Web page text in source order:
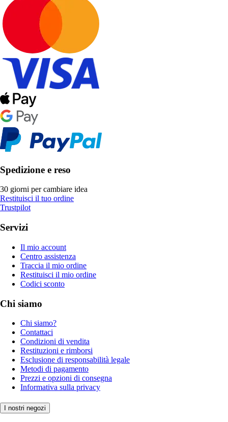
Spedizione e reso
30 giorni per cambiare idea
Restituisci il tuo ordine
Trustpilot
Servizi
Il mio account
Centro assistenza
Traccia il mio ordine
Restituisci il mio ordine
Codici sconto
Chi siamo
Chi siamo?
Contattaci
Condizioni di vendita
Restituzioni e rimborsi
Esclusione di responsabilità legale
Metodi di pagamento
Prezzi e opzioni di consegna
Informativa sulla privacy
I nostri negozi